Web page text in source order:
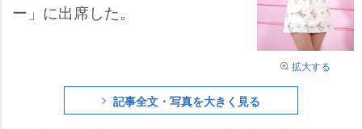
拡大する
ー」に出席した。
記事全文・写真を大きく見る